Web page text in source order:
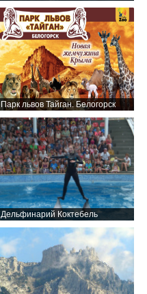
Парк львов Тайган. Белогорск
Дельфинарий Коктебель